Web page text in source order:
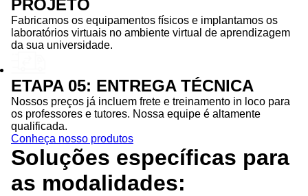
PROJETO
Fabricamos os equipamentos físicos e implantamos os
laboratórios virtuais no ambiente virtual de aprendizagem
da sua universidade.
ETAPA 05: ENTREGA TÉCNICA
Nossos preços já incluem frete e treinamento in loco para
os professores e tutores. Nossa equipe é altamente
qualificada.
Conheça nosso produtos
Soluções específicas para
as modalidades: